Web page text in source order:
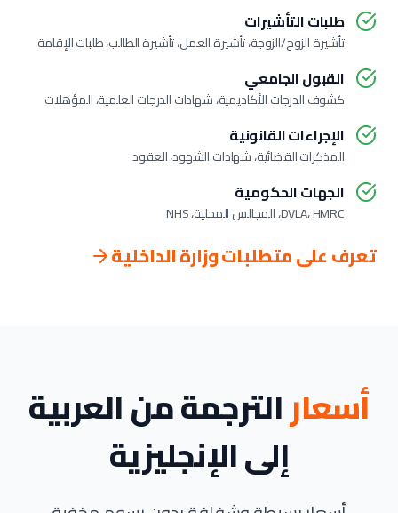
طلبات التأشيرات
تأشيرة الزوج/الزوجة، تأشيرة العمل، تأشيرة الطالب، طلبات الإقامة
القبول الجامعي
كشوف الدرجات الأكاديمية، شهادات الدرجات العلمية، المؤهلات
الإجراءات القانونية
المذكرات القضائية، شهادات الشهود، العقود
الجهات الحكومية
DVLA، HMRC، المجالس المحلية، NHS
تعرف على متطلبات وزارة الداخلية
أسعارالترجمة من العربية
إلى الإنجليزية